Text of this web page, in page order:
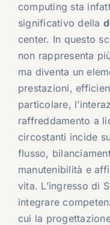
computing sta
significativo della
center. In questo
non rappresenta
ma diventa un
prestazioni,
particolare,
raffreddamento a
circostanti incide
flusso,
manutenibilità e
vita. L’ingresso di
integrare
cui la